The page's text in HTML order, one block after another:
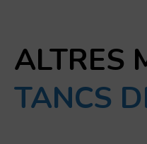
ALTRES
TANCS